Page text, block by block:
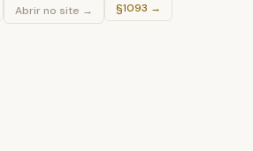
Abrir no site → §1093 →